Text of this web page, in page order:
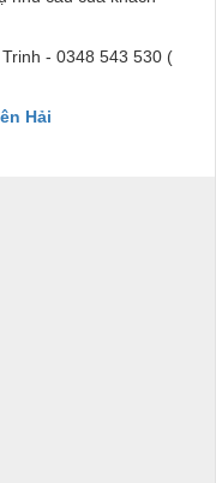
- 0348 543 530 (
Hải